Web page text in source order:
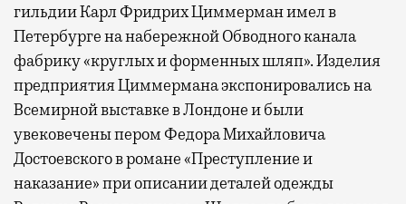
гильдии Карл Фридрих Циммерман имел в
Петербурге на набережной Обводного канала
фабрику «круглых и форменных шляп». Изделия
предприятия Циммермана экспонировались на
Всемирной выставке в Лондоне и были
увековечены пером Федора Михайловича
Достоевского в романе «Преступление и
наказание» при описании деталей одежды